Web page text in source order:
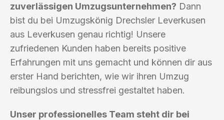
zuverlässigen Umzugsunternehmen? Dann
bist du bei Umzugskönig Drechsler Leverkusen
aus Leverkusen genau richtig! Unsere
zufriedenen Kunden haben bereits positive
Erfahrungen mit uns gemacht und können dir aus
erster Hand berichten, wie wir ihren Umzug
reibungslos und stressfrei gestaltet haben.
Unser professionelles Team steht dir bei